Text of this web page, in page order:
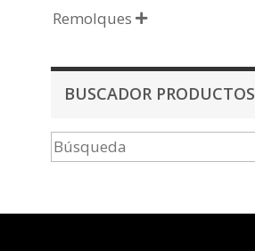
Remolques 
BUSCADOR PRODUCTOS